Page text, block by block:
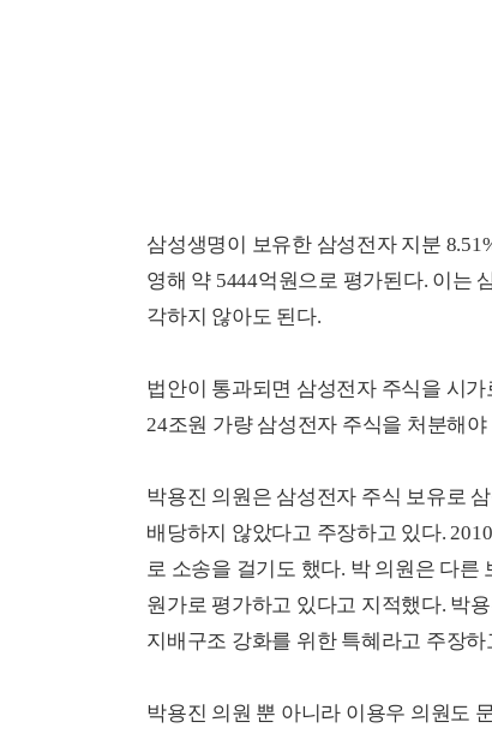
삼성생명이 보유한 삼성전자 지분 8.51
영해 약 5444억원으로 평가된다. 이는
각하지 않아도 된다.
법안이 통과되면 삼성전자 주식을 시
24조원 가량 삼성전자 주식을 처분해야
박용진 의원은 삼성전자 주식 보유로
배당하지 않았다고 주장하고 있다.
로 소송을 걸기도 했다. 박 의원은 다
원가로 평가하고 있다고 지적했다. 박
지배구조 강화를 위한 특혜라고 주장하
박용진 의원 뿐 아니라 이용우 의원도